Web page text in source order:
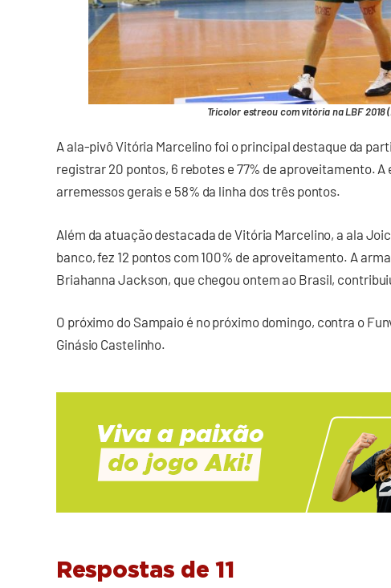
Tricolor estreou com vitória na LBF 2018
A ala-pivô Vitória Marcelino foi o principal destaque da
registrar 20 pontos, 6 rebotes e 77% de aproveitamento. A
arremessos gerais e 58% da linha dos três pontos.
Além da atuação destacada de Vitória Marcelino, a ala
banco, fez 12 pontos com 100% de aproveitamento. A
Briahanna Jackson, que chegou ontem ao Brasil,
O próximo do Sampaio é no próximo domingo, contra o
Ginásio Castelinho.
Respostas de 11